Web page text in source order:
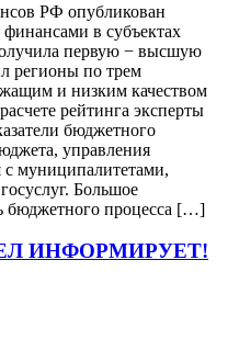
РФ опубликован
финансами в субъектах
первую − высшую
регионы по трем
и низким качеством
рейтинга эксперты
бюджетного
управления
с муниципалитетами,
Большое
бюджетного процесса […]
ИНФОРМИРУЕТ!